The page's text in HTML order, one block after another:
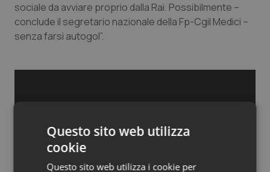
Tumore al seno
Tumore ovarico
Tumori del Polmone & Testa Collo
Ulcera & Reflusso
Vaccini
sociale da avviare proprio dalla Rai. Possibilmente –
conclude il segretario nazionale della Fp-Cgil Medici –
senza farsi autogol”.
Questo sito web utilizza
cookie
Questo sito web utilizza i cookie per